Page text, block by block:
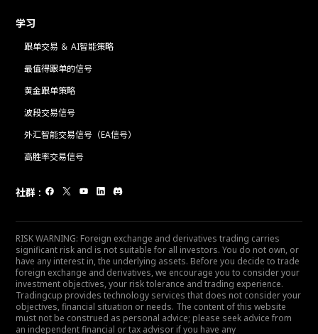
学习
跟单交易 ＆ AI智能策略
最值得跟单的信号
黄金跟单策略
波段交易信号
外汇智能交易信号（EA信号）
高胜率交易信号
社群 :
RISK WARNING: Foreign exchange and derivatives trading carries
significant risk and is not suitable for all investors. You do not own, or
have any interest in, the underlying assets. Before you decide to trade
foreign exchange and derivatives, we encourage you to consider your
investment objectives, your risk tolerance and trading experience.
Tradingcup provides technology services that does not consider your
objectives, financial situation or needs. The content of this website
must not be construed as personal advice; please seek advice from
an independent financial or tax advisor if you have any